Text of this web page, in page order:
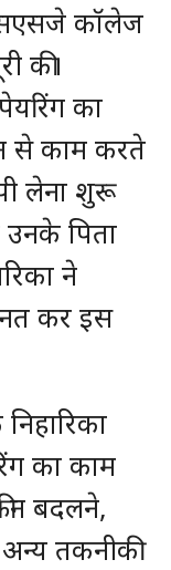
कॉलेज
की।
का
से काम करते
लेना शुरू
पिता
ने
कर इस
का काम
बदलने,
तकनीकी